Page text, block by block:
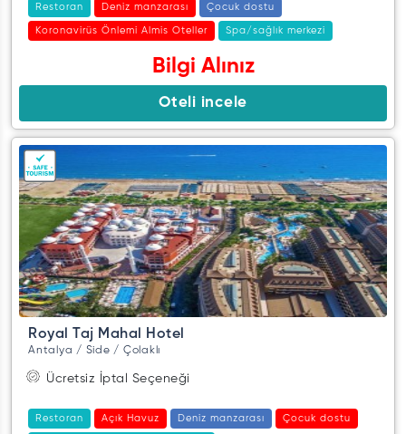
Restoran Deniz manzarası Çocuk dostu
Koronavirüs Önlemi Almis Oteller Spa/sağlık merkezi
Bilgi Alınız
Oteli incele
Royal Taj Mahal Hotel
Antalya / Side / Çolaklı
Ücretsiz İptal Seçeneği
Restoran Açık Havuz Deniz manzarası Çocuk dostu